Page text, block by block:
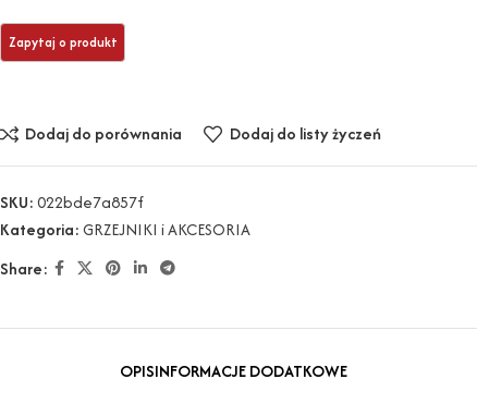
Dodaj do porównania Dodaj do listy życzeń
SKU:022bde7a857f
Kategoria:GRZEJNIKI i AKCESORIA
Share:
OPISINFORMACJE DODATKOWE